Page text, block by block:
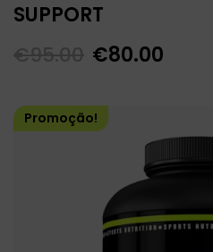
SUPPORT
€80.00
Promoção!